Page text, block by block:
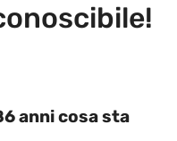
anni cosa sta